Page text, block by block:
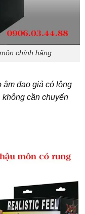
chính hãng
âm đạo giả có lông
không cần chuyển